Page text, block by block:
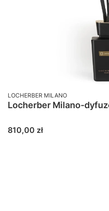
PRODUCENT
LOCHERBER MILANO
Locherber Milano-
Cena
810,00 zł